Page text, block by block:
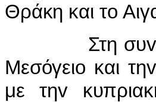
Θράκη και τo
Στη
Μεσόγειo και
με τηv